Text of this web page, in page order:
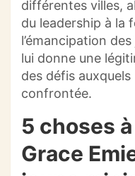
différentes villes,
du leadership à la
l’émancipation
lui donne une
des défis
confrontée.
5 choses
Grace